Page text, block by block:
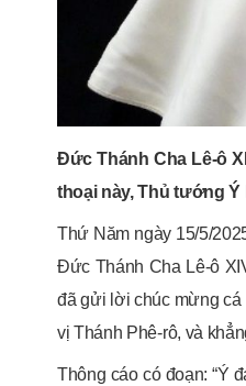
Đức Thánh Cha Lê-ô
thoại này, Thủ tướng
Thứ Năm ngày 15/5/
Đức Thánh Cha Lê-ô
đã gửi lời chúc mừng
vị Thánh Phê-rô, và
Thông cáo có đoạn: “Ý